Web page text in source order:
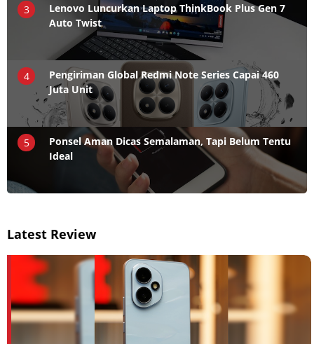
3
Lenovo Luncurkan Laptop ThinkBook Plus Gen 7
Auto Twist
4
Pengiriman Global Redmi Note Series Capai 460
Juta Unit
5
Ponsel Aman Dicas Semalaman, Tapi Belum Tentu
Ideal
Latest Review